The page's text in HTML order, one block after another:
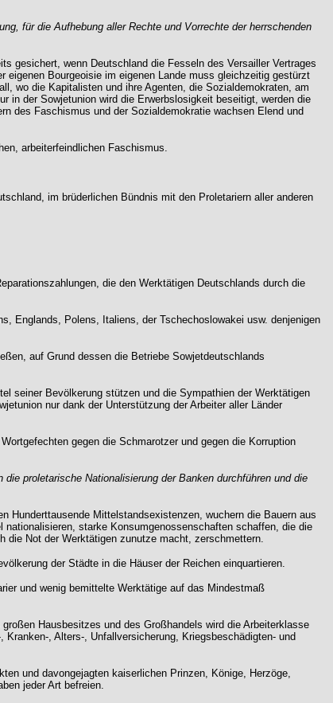
für die Aufhebung aller Rechte und Vorrechte der herrschenden
gesichert, wenn Deutschland die Fesseln des Versailler Vertrages
Bourgeoisie im eigenen Lande muss gleichzeitig gestürzt
wo die Kapitalisten und ihre Agenten, die Sozialdemokraten, am
in der Sowjetunion wird die Erwerbslosigkeit beseitigt, werden die
des Faschismus und der Sozialdemokratie wachsen Elend und
arbeiterfeindlichen Faschismus.
im brüderlichen Bündnis mit den Proletariern aller anderen
die den Werktätigen Deutschlands durch die
Englands, Polens, Italiens, der Tschechoslowakei usw. denjenigen
auf Grund dessen die Betriebe Sowjetdeutschlands
seiner Bevölkerung stützen und die Sympathien der Werktätigen
nur dank der Unterstützung der Arbeiter aller Länder
gegen die Schmarotzer und gegen die Korruption
proletarische Nationalisierung der Banken durchführen und die
Hunderttausende Mittelstandsexistenzen, wuchern die Bauern aus
starke Konsumgenossenschaften schaffen, die die
die Not der Werktätigen zunutze macht, zerschmettern.
der Städte in die Häuser der Reichen einquartieren.
und wenig bemittelte Werktätige auf das Mindestmaß
Hausbesitzes und des Großhandels wird die Arbeiterklasse
, Alters-, Unfallversicherung, Kriegsbeschädigten- und
und davongejagten kaiserlichen Prinzen, Könige, Herzöge,
jeder Art befreien.